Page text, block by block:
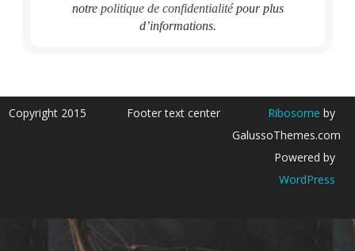
notre politique de confidentialitépour plus
d’informations.
Copyright 2015 Footer text center Ribosome by
GalussoThemes.com
Powered by
WordPress